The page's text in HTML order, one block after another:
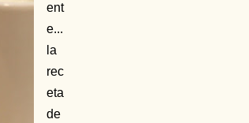
ent
e...
la
rec
eta
de